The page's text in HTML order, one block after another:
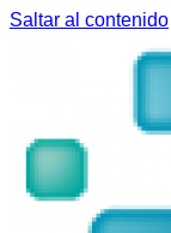
Saltar al contenido